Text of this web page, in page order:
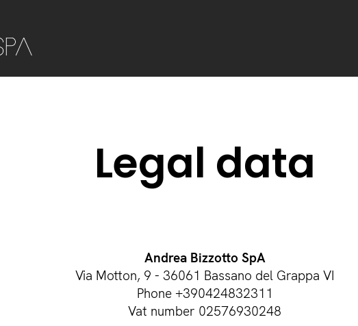
Legal data
Andrea Bizzotto SpA
Via Motton, 9 - 36061 Bassano del Grappa VI
Phone +390424832311
Vat number 02576930248